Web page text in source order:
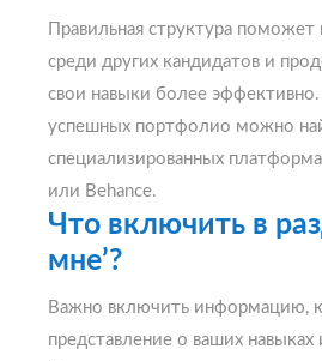
Правильная структура поможет
среди других кандидатов и
свои навыки более
успешных портфолио можно
специализированных
или Behance.
Что включить в
мне’?
Важно включить информацию,
представление о ваших